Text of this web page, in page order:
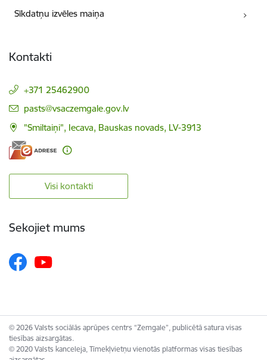
Sīkdatņu izvēles maiņa
Kontakti
+371 25462900
E-pasts:
pasts@vsaczemgale.gov.lv
"Smiltaiņi", Iecava, Bauskas novads, LV-3913
Visi kontakti
Sekojiet mums
© 2026 Valsts sociālās aprūpes centrs “Zemgale”, publicētā satura visas
tiesības aizsargātas.
© 2020 Valsts kanceleja, Tīmekļvietņu vienotās platformas visas tiesības